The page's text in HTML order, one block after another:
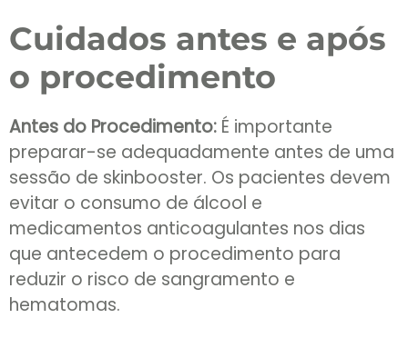
Cuidados antes e após
o procedimento
Antes do Procedimento: É importante
preparar-se adequadamente antes de uma
sessão de skinbooster. Os pacientes devem
evitar o consumo de álcool e
medicamentos anticoagulantes nos dias
que antecedem o procedimento para
reduzir o risco de sangramento e
hematomas.